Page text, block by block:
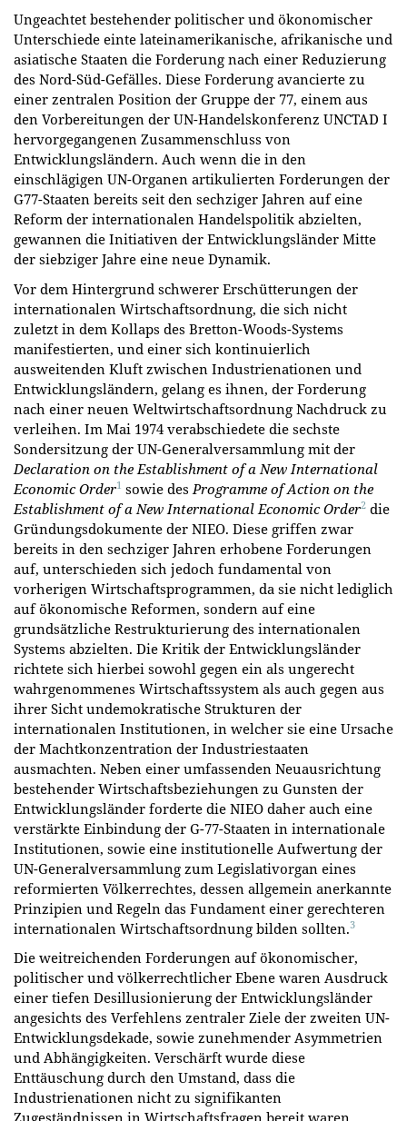
Ungeachtet bestehender politischer und ökonomischer
Unterschiede einte lateinamerikanische, afrikanische und
asiatische Staaten die Forderung nach einer Reduzierung
des Nord-Süd-Gefälles. Diese Forderung avancierte zu
einer zentralen Position der Gruppe der 77, einem aus
den Vorbereitungen der UN-Handelskonferenz UNCTAD I
hervorgegangenen Zusammenschluss von
Entwicklungsländern. Auch wenn die in den
einschlägigen UN-Organen artikulierten Forderungen der
G77-Staaten bereits seit den sechziger Jahren auf eine
Reform der internationalen Handelspolitik abzielten,
gewannen die Initiativen der Entwicklungsländer Mitte
der siebziger Jahre eine neue Dynamik.
Vor dem Hintergrund schwerer Erschütterungen der
internationalen Wirtschaftsordnung, die sich nicht
zuletzt in dem Kollaps des Bretton-Woods-Systems
manifestierten, und einer sich kontinuierlich
ausweitenden Kluft zwischen Industrienationen und
Entwicklungsländern, gelang es ihnen, der Forderung
nach einer neuen Weltwirtschaftsordnung Nachdruck zu
verleihen. Im Mai 1974 verabschiedete die sechste
Sondersitzung der UN-Generalversammlung mit der
Declaration on the Establishment of a New International
Economic Order1 sowie des Programme of Action on the
Establishment of a New International Economic Order2 die
Gründungsdokumente der NIEO. Diese griffen zwar
bereits in den sechziger Jahren erhobene Forderungen
auf, unterschieden sich jedoch fundamental von
vorherigen Wirtschaftsprogrammen, da sie nicht lediglich
auf ökonomische Reformen, sondern auf eine
grundsätzliche Restrukturierung des internationalen
Systems abzielten. Die Kritik der Entwicklungsländer
richtete sich hierbei sowohl gegen ein als ungerecht
wahrgenommenes Wirtschaftssystem als auch gegen aus
ihrer Sicht undemokratische Strukturen der
internationalen Institutionen, in welcher sie eine Ursache
der Machtkonzentration der Industriestaaten
ausmachten. Neben einer umfassenden Neuausrichtung
bestehender Wirtschaftsbeziehungen zu Gunsten der
Entwicklungsländer forderte die NIEO daher auch eine
verstärkte Einbindung der G-77-Staaten in internationale
Institutionen, sowie eine institutionelle Aufwertung der
UN-Generalversammlung zum Legislativorgan eines
reformierten Völkerrechtes, dessen allgemein anerkannte
Prinzipien und Regeln das Fundament einer gerechteren
internationalen Wirtschaftsordnung bilden sollten.3
Die weitreichenden Forderungen auf ökonomischer,
politischer und völkerrechtlicher Ebene waren Ausdruck
einer tiefen Desillusionierung der Entwicklungsländer
angesichts des Verfehlens zentraler Ziele der zweiten UN-
Entwicklungsdekade, sowie zunehmender Asymmetrien
und Abhängigkeiten. Verschärft wurde diese
Enttäuschung durch den Umstand, dass die
Industrienationen nicht zu signifikanten
Zugeständnissen in Wirtschaftsfragen bereit waren.